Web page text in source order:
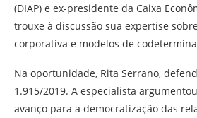
(DIAP) e ex-presidente da Caixa
trouxe à discussão sua expertise
corporativa e modelos de
Na oportunidade, Rita Serrano,
1.915/2019. A especialista
avanço para a democratização das